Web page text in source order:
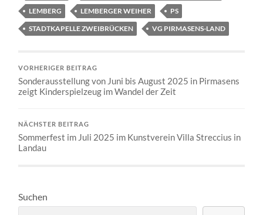
LEMBERG LEMBERGER WEIHER
PS
STADTKAPELLE ZWEIBRÜCKEN
VG PIRMASENS-LAND
VORHERIGER BEITRAG
Sonderausstellung von Juni bis August 2025 in Pirmasens
zeigt Kinderspielzeug im Wandel der Zeit
NÄCHSTER BEITRAG
Sommerfest im Juli 2025 im Kunstverein Villa Streccius in
Landau
Suchen